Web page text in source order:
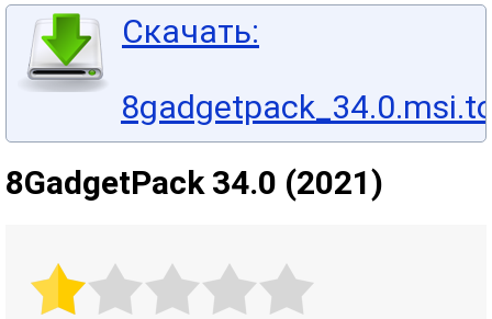
Скачать:
8GadgetPack 34.0 (2021)